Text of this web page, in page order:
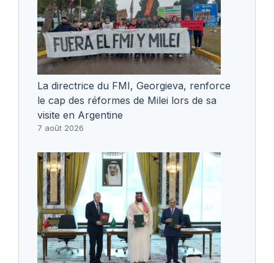
La directrice du FMI, Georgieva, renforce
le cap des réformes de Milei lors de sa
visite en Argentine
7 août 2026